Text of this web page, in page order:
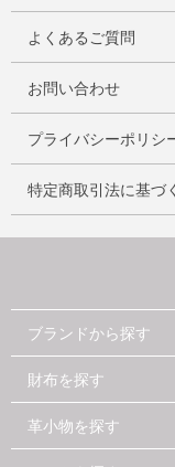
よくあるご質問
お問い合わせ
プライバシーポリシ
特定商取引法に基づ
ブランドから探す
財布を探す
革小物を探す